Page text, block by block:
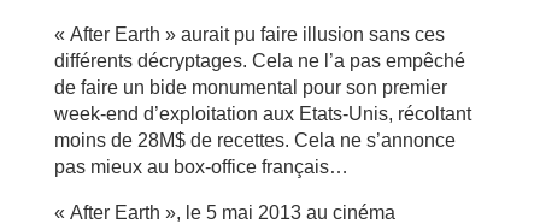
« After Earth » aurait pu faire illusion sans ces
différents décryptages. Cela ne l’a pas empêché
de faire un bide monumental pour son premier
week-end d’exploitation aux Etats-Unis, récoltant
moins de 28M$ de recettes. Cela ne s’annonce
pas mieux au box-office français…
« After Earth », le 5 mai 2013 au cinéma